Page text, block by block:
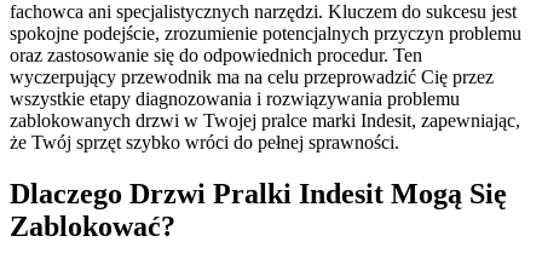
fachowca ani specjalistycznych narzędzi. Kluczem do sukcesu jest
spokojne podejście, zrozumienie potencjalnych przyczyn problemu
oraz zastosowanie się do odpowiednich procedur. Ten
wyczerpujący przewodnik ma na celu przeprowadzić Cię przez
wszystkie etapy diagnozowania i rozwiązywania problemu
zablokowanych drzwi w Twojej pralce marki Indesit, zapewniając,
że Twój sprzęt szybko wróci do pełnej sprawności.
Dlaczego Drzwi Pralki Indesit Mogą Się
Zablokować?